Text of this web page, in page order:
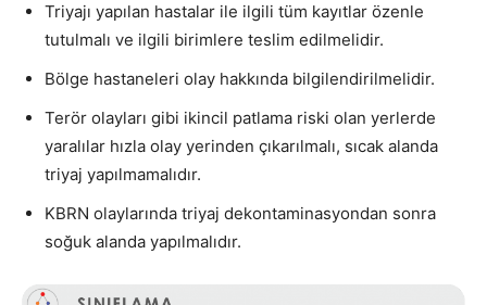
Triyajı yapılan hastalar ile ilgili tüm kayıtlar özenle
tutulmalı ve ilgili birimlere teslim edilmelidir.
Bölge hastaneleri olay hakkında bilgilendirilmelidir.
Terör olayları gibi ikincil patlama riski olan yerlerde
yaralılar hızla olay yerinden çıkarılmalı, sıcak alanda
triyaj yapılmamalıdır.
KBRN olaylarında triyaj dekontaminasyondan sonra
soğuk alanda yapılmalıdır.